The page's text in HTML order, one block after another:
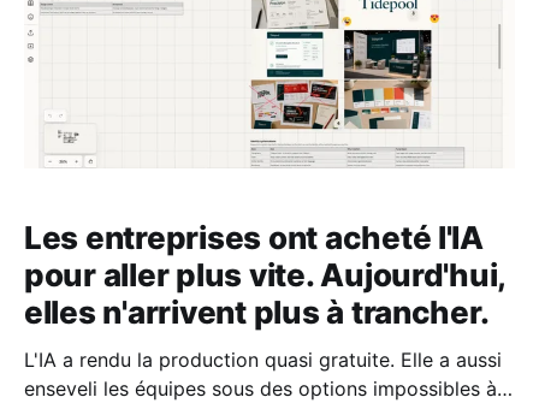
Les entreprises ont acheté l'IA
pour aller plus vite. Aujourd'hui,
elles n'arrivent plus à trancher.
L'IA a rendu la production quasi gratuite. Elle a aussi
enseveli les équipes sous des options impossibles à